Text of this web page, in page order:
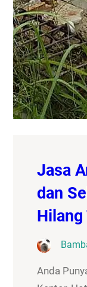
Jasa
dan
Hilang
Anda